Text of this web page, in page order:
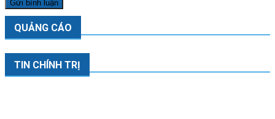
QUẢNG CÁO
TIN CHÍNH TRỊ